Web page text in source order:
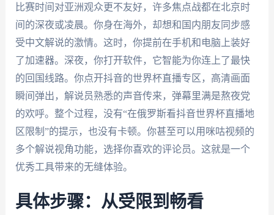
比赛时间对亚洲观众更不友好，许多焦点战都在北京时
间的深夜或凌晨。你身在海外，却想和国内朋友同步感
受中文解说的激情。这时，你提前在手机和电脑上装好
了加速器。深夜，你打开软件，它智能为你连上了最快
的回国线路。你点开抖音的世界杯直播专区，高清画面
瞬间弹出，解说员熟悉的声音传来，弹幕里满是熬夜党
的欢呼。整个过程，没有“在俄罗斯看抖音世界杯直播地
区限制”的提示，也没有卡顿。你甚至可以用咪咕视频的
多个解说视角功能，选择你喜欢的评论员。这就是一个
优秀工具带来的无缝体验。
具体步骤：从受限到畅看